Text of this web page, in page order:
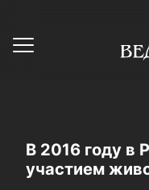
В 2016 году в
участием